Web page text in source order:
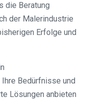
die Beratung
der Malerindustrie
Erfolge und
Ihre Bedürfnisse und
Lösungen anbieten